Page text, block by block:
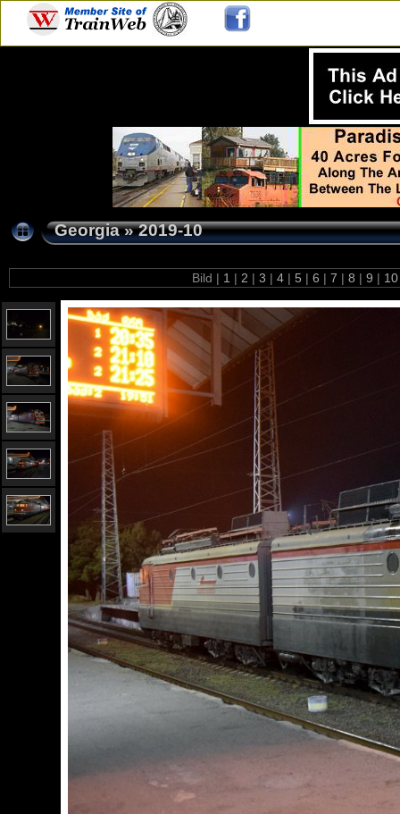
Georgia»2019-10
Bild | 1 | 2 | 3 | 4 | 5 | 6 | 7 | 8 | 9 |